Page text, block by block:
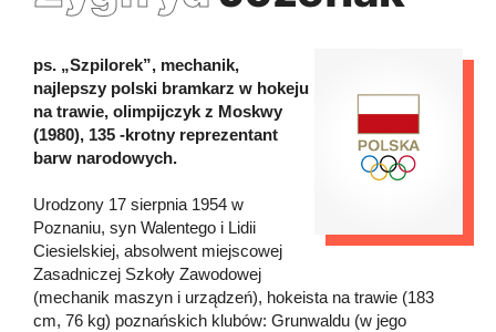
ps. „Szpilorek”, mechanik,
najlepszy polski bramkarz w hokeju
na trawie, olimpijczyk z Moskwy
(1980), 135 -krotny reprezentant
barw narodowych.
Urodzony 17 sierpnia 1954 w
Poznaniu, syn Walentego i Lidii
Ciesielskiej, absolwent miejscowej
Zasadniczej Szkoły Zawodowej
(mechanik maszyn i urządzeń), hokeista na trawie (183
cm, 76 kg) poznańskich klubów: Grunwaldu (w jego